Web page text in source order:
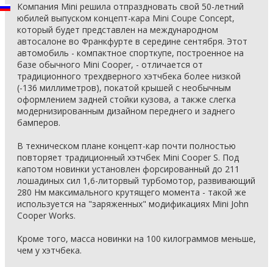
Компания Mini решила отпраздновать свой 50-летний
юбилей выпуском концепт-кара Mini Coupe Concept,
который будет представлен на международном
автосалоне во Франкфурте в середине сентября. Этот
автомобиль - компактное спорткупе, построенное на
базе обычного Mini Cooper, - отличается от
традиционного трехдверного хэтчбека более низкой
(-136 миллиметров), покатой крышей с необычным
оформлением задней стойки кузова, а также слегка
модернизированным дизайном переднего и заднего
бамперов.
В техническом плане концепт-кар почти полностью
повторяет традиционный хэтчбек Mini Cooper S. Под
капотом новинки установлен форсированный до 211
лошадиных сил 1,6-литорвый турбомотор, развивающий
280 Нм максимального крутящего момента - такой же
используется на "заряженных" модификациях Mini John
Cooper Works.
Кроме того, масса новинки на 100 килограммов меньше,
чем у хэтчбека.